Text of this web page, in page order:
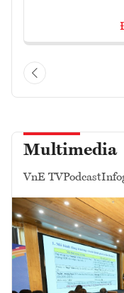
Multimedia
VnE TVPodcast